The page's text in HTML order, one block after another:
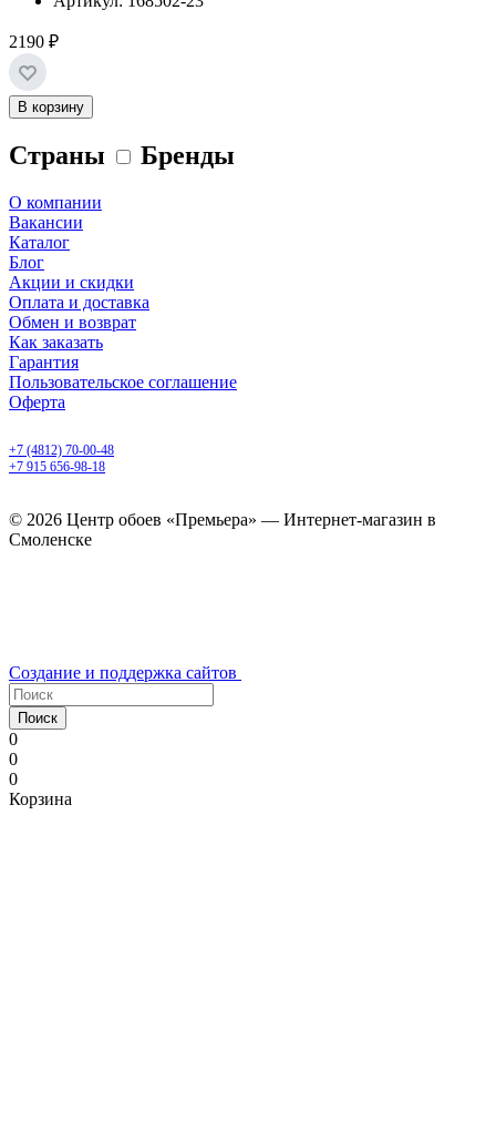
2190 ₽
В корзину
Страны Бренды
О компании
Вакансии
Каталог
Блог
Акции и скидки
Оплата и доставка
Обмен и возврат
Как заказать
Гарантия
Пользовательское соглашение
Оферта
+7 (4812) 70-00-48
+7 915 656-98-18
© 2026 Центр обоев «Премьера» — Интернет-магазин в
Смоленске
Создание и поддержка сайтов
Поиск
0
0
0
Корзина